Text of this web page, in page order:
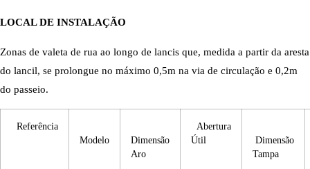
LOCAL DE INSTALAÇÃO
Zonas de valeta de rua ao longo de lancis que, medida a partir da aresta
do lancil, se prolongue no máximo 0,5m na via de circulação e 0,2m
do passeio.
Referência
Modelo
Dimensão
Aro
Abertura
Útil
Dimensão
Tampa